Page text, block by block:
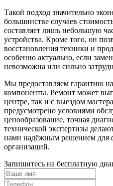
Такой подход значительно
большинстве случаев
составляет лишь небольшую
устройства. Кроме того, он
восстановления техники и
особенно актуально, если
невозможна или сильно
Мы предоставляем гарантию
компоненты. Ремонт может
центре, так и с выездом
предусмотрено условиями
ценообразование, точная
технической экспертизы
нами надёжным решением для
организаций.
Запишитесь на бесплатную